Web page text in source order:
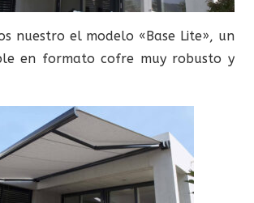
nuestro el modelo «Base Lite», un
en formato cofre muy robusto y